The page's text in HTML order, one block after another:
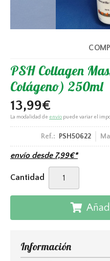
PSH Collagen
Colágeno) 250ml
13,99€
La modalidad de envío puede variar el
Ref.: PSH50622
envío desde 7,99€*
Cantidad
Información